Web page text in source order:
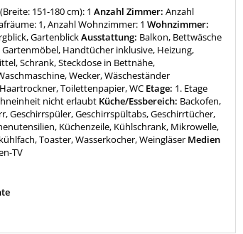
151-180 cm): 1 Anzahl Zimmer:Anzahl
1, Anzahl Wohnzimmer: 1 Wohnzimmer:
GartenblickAusstattung: Balkon, Bettwäsche
Handtücher inklusive, Heizung,
Schrank, Steckdose in Bettnähe,
Wecker, Wäscheständer
Toilettenpapier, WC Etage: 1. Etage
nicht erlaubt Küche/Essbereich: Backofen,
Geschirrspüler, Geschirrspültabs, Geschirrtücher,
Küchenzeile, Kühlschrank, Mikrowelle,
Toaster, Wasserkocher, Weingläser Medien
TV